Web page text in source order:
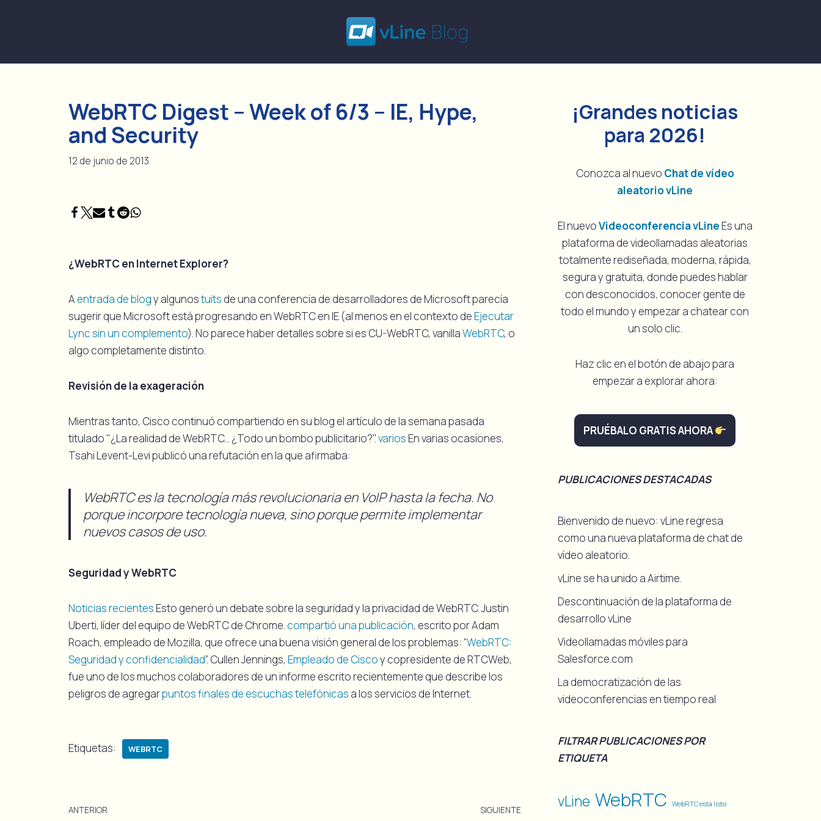
contenido
WebRTC Digest – Week of 6/3 – IE, Hype,
and Security
12 de junio de 2013
¿WebRTC en Internet Explorer?
A entrada de blogy algunostuits de una conferencia de desarrolladores de Microsoft parecía
sugerir que Microsoft está progresando en WebRTC en IE (al menos en el contexto deEjecutar
Lync sin un complemento). No parece haber detalles sobre si es CU-WebRTC, vanillaWebRTC, o
algo completamente distinto.
Revisión de la exageración
Mientras tanto, Cisco continuó compartiendo en su blog el artículo de la semana pasada
titulado "¿La realidad de WebRTC... ¿Todo un bombo publicitario?".variosEn varias ocasiones,
Tsahi Levent-Levi publicó una refutación en la que afirmaba:
WebRTC es la tecnología más revolucionaria en VoIP hasta la fecha. No
porque incorpore tecnología nueva, sino porque permite implementar
nuevos casos de uso.
Seguridad y WebRTC
Noticias recientesEsto generó un debate sobre la seguridad y la privacidad de WebRTC. Justin
Uberti, líder del equipo de WebRTC de Chrome. compartió una publicación, escrito por Adam
Roach, empleado de Mozilla, que ofrece una buena visión general de los problemas: “WebRTC:
Seguridad y confidencialidad”. Cullen Jennings, Empleado de Ciscoy copresidente de RTCWeb,
fue uno de los muchos colaboradores de un informe escrito recientemente que describe los
peligros de agregarpuntos finales de escuchas telefónicas a los servicios de Internet.
Etiquetas: WEBRTC
ANTERIOR SIGUIENTE
¡Grandes noticias
para 2026!
Conozca al nuevo Chat de vídeo
aleatorio vLine
El nuevoVideoconferencia vLineEs una
plataforma de videollamadas aleatorias
totalmente rediseñada, moderna, rápida,
segura y gratuita, donde puedes hablar
con desconocidos, conocer gente de
todo el mundo y empezar a chatear con
un solo clic.
Haz clic en el botón de abajo para
empezar a explorar ahora:
PRUÉBALO GRATIS AHORA
PUBLICACIONES DESTACADAS
Bienvenido de nuevo: vLine regresa
como una nueva plataforma de chat de
vídeo aleatorio.
vLine se ha unido a Airtime.
Descontinuación de la plataforma de
desarrollo vLine
Videollamadas móviles para
Salesforce.com
La democratización de las
videoconferencias en tiempo real
FILTRAR PUBLICACIONES POR
ETIQUETA
vLine WebRTC WebRTC está listo